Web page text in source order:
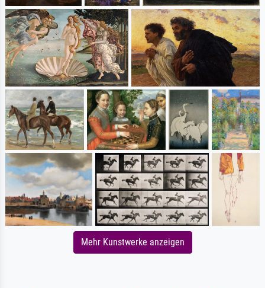
Mehr Kunstwerke anzeigen